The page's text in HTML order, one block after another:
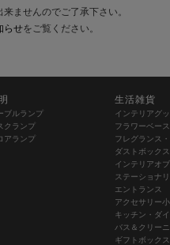
ませんのでご了承下さい。
らせをご覧ください。
ブルランプ
クランプ
アランプ
生活雑貨
インテリアグ
フラワーベー
フレグランス
ダストボックス
インテリアオ
ステーショナ
エントランス
アクセサリー
キッチン・ダ
バス＆クリー
ギフトボック